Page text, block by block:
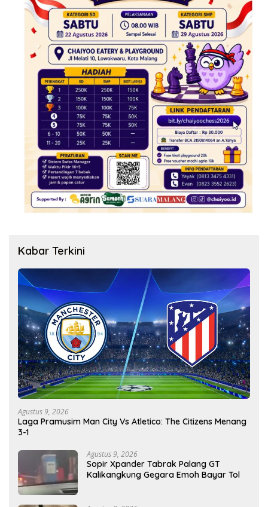
Kabar Terkini
Agustus 9, 2026
Laga Pramusim Man City Vs Atletico: The Citizens Menang
3-1
Agustus 9, 2026
Sopir Xpander Tabrak Palang GT
Kalikangkung Gegara Emoh Bayar Tol